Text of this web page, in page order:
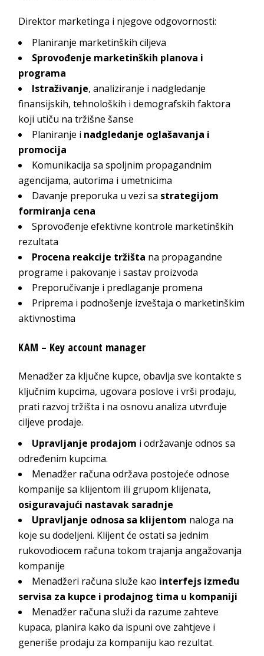
Direktor marketinga i njegove odgovornosti:
Planiranje marketinških ciljeva
Sprovođenje marketinških planova i
programa
Istraživanje, analiziranje i nadgledanje
finansijskih, tehnoloških i demografskih faktora
koji utiču na tržišne šanse
Planiranje i nadgledanje oglašavanja i
promocija
Komunikacija sa spoljnim propagandnim
agencijama, autorima i umetnicima
Davanje preporuka u vezi sa strategijom
formiranja cena
Sprovođenje efektivne kontrole marketinških
rezultata
Procena reakcije tržišta na propagandne
programe i pakovanje i sastav proizvoda
Preporučivanje i predlaganje promena
Priprema i podnošenje izveštaja o marketinškim
aktivnostima
KAM – Key account manager
Menadžer za ključne kupce, obavlja sve kontakte s
ključnim kupcima, ugovara poslove i vrši prodaju,
prati razvoj tržišta i na osnovu analiza utvrđuje
ciljeve prodaje.
Upravljanje prodajom i održavanje odnos sa
određenim kupcima.
Menadžer računa održava postojeće odnose
kompanije sa klijentom ili grupom klijenata,
osiguravajući nastavak saradnje
Upravljanje odnosa sa klijentom naloga na
koje su dodeljeni. Klijent će ostati sa jednim
rukovodiocem računa tokom trajanja angažovanja
kompanije
Menadžeri računa služe kao interfejs između
servisa za kupce i prodajnog tima u kompaniji
Menadžer računa služi da razume zahteve
kupaca, planira kako da ispuni ove zahtjeve i
generiše prodaju za kompaniju kao rezultat.